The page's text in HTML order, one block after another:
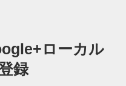
ローカル
録